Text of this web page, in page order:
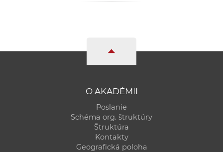
O AKADÉMII
Poslanie
Schéma org. štruktúry
Štruktúra
Kontakty
Geografická poloha